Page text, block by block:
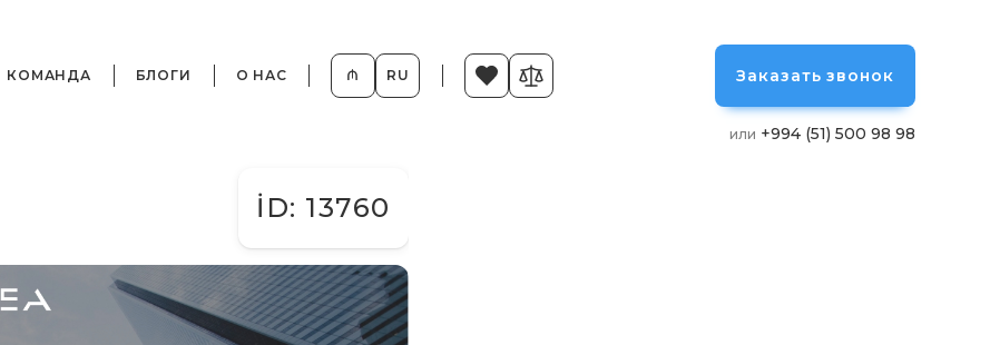
КОМАНДА БЛОГИ О НАС ₼ RU Заказать звонок
или +994 (51) 500 98 98
İD: 13760